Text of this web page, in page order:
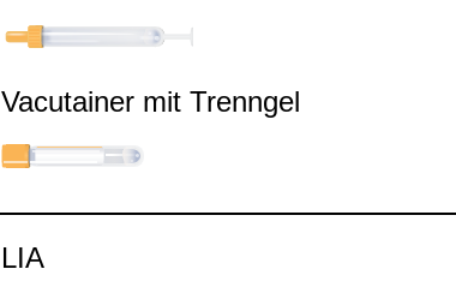
Vacu­tai­ner mit Trenn­gel
LIA